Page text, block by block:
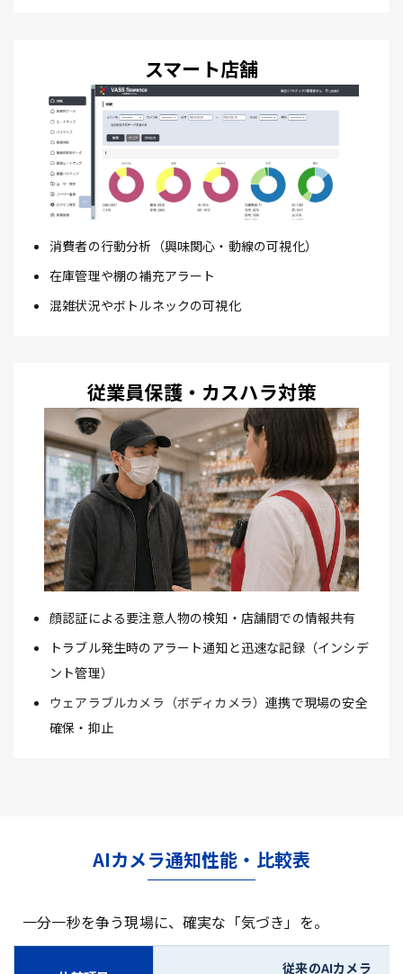
スマート店舗
消費者の行動分析（興味関心・動線の可視化）
在庫管理や棚の補充アラート
混雑状況やボトルネックの可視化
従業員保護・カスハラ対策
顔認証による要注意人物の検知・店舗間での情報共有
トラブル発生時のアラート通知と迅速な記録（インシデ
ント管理）
ウェアラブルカメラ（ボディカメラ）連携で現場の安全
確保・抑止
AIカメラ通知性能・比較表
一分一秒を争う現場に、確実な「気づき」を。
従来のAIカメラ